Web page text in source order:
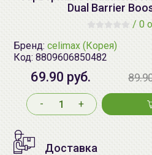
Dual Barrier
/ 0
Бренд: celimax (Корея)
Код: 8809606850482
69.90 руб.
- +
Доставка